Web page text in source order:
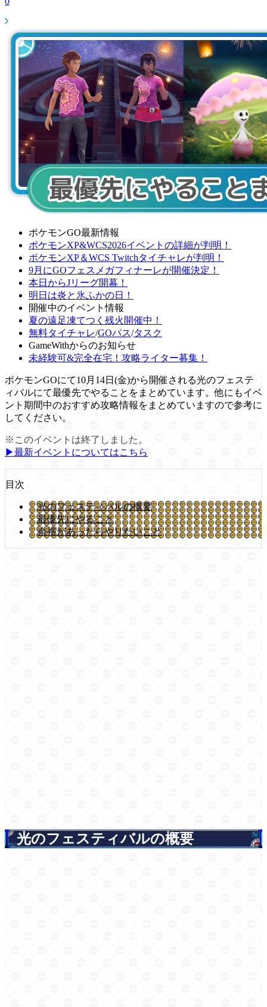
ポケモンGO最新情報
ポケモンXP&WCS2026イベントの詳細が判明！
ポケモンXP＆WCS Twitchタイチャレが判明！
9月にGOフェスメガフィナーレが開催決定！
本日からJリーグ開幕！
明日は炎と氷ふかの日！
開催中のイベント情報
夏の遠足凍てつく残火開催中！
無料タイチャレ/GOパス/タスク
GameWithからのお知らせ
未経験可&完全在宅！攻略ライター募集！
ポケモンGOにて10月14日(金)から開催される光のフェステ
ィバルにて最優先でやることをまとめています。他にもイベ
ント期間中のおすすめ攻略情報をまとめていますので参考に
してください。
※このイベントは終了しました。
▶︎最新イベントについてはこちら
目次
光のフェスティバルの概要
最優先にやること
余裕があったらやりたいこと
光のフェスティバルの概要